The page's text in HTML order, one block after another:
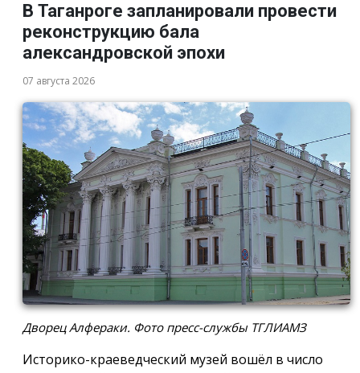
В Таганроге запланировали провести
реконструкцию бала
александровской эпохи
07 августа 2026
Дворец Алфераки. Фото пресс-службы ТГЛИАМЗ
Историко-краеведческий музей вошёл в число